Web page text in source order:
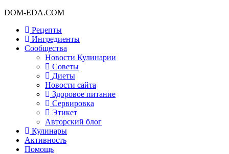
DOM-EDA.COM
Рецепты
Ингредиенты
Сообщества
Новости Кулинарии
Советы
Диеты
Новости сайта
Здоровое питание
Сервировка
Этикет
Авторский блог
Кулинары
Активность
Помощь